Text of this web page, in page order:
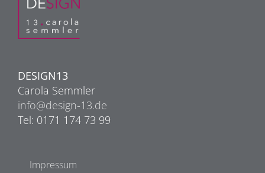
DESIGN13
Carola Semmler
info@design-13.de
Tel: 0171 174 73 99
Impressum